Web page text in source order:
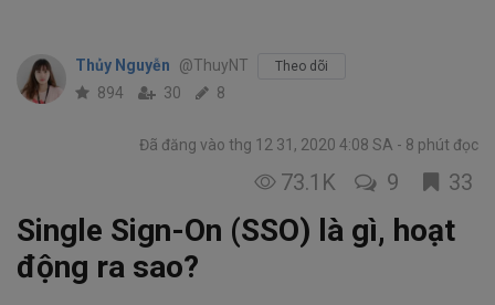
Thủy Nguyễn @ThuyNT Theo dõi
894 30 8
Đã đăng vào thg 12 31, 2020 4:08 SA 8 phút đọc
73.1K 9 33
Single Sign-On (SSO) là gì, hoạt
động ra sao?